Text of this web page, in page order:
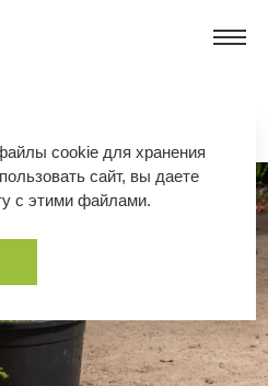
cookie для хранения
сайт, вы даете
с этими файлами.